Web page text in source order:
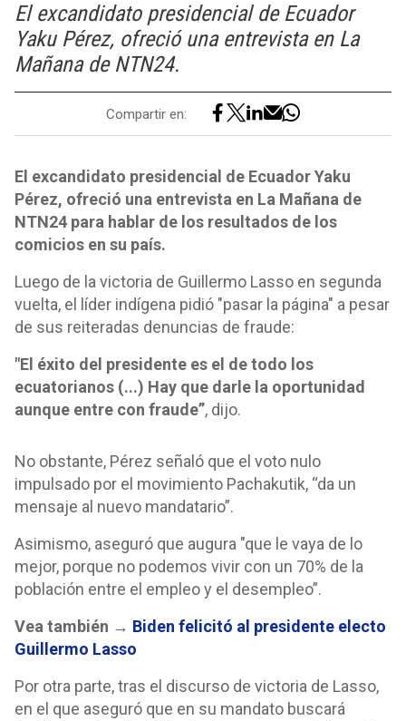
El excandidato presidencial de Ecuador
Yaku Pérez, ofreció una entrevista en La
Mañana de NTN24.
Compartir en:
El excandidato presidencial de Ecuador Yaku
Pérez, ofreció una entrevista en La Mañana de
NTN24 para hablar de los resultados de los
comicios en su país.
Luego de la victoria de Guillermo Lasso en segunda
vuelta, el líder indígena pidió "pasar la página" a pesar
de sus reiteradas denuncias de fraude:
"El éxito del presidente es el de todo los
ecuatorianos (...) Hay que darle la oportunidad
aunque entre con fraude”, dijo.
No obstante, Pérez señaló que el voto nulo
impulsado por el movimiento Pachakutik, “da un
mensaje al nuevo mandatario”.
Asimismo, aseguró que augura "que le vaya de lo
mejor, porque no podemos vivir con un 70% de la
población entre el empleo y el desempleo”.
Vea también → Biden felicitó al presidente electo
Guillermo Lasso
Por otra parte, tras el discurso de victoria de Lasso,
en el que aseguró que en su mandato buscará